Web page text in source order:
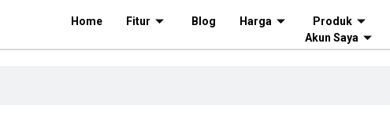
Home Fitur Blog Harga Produk
Akun Saya